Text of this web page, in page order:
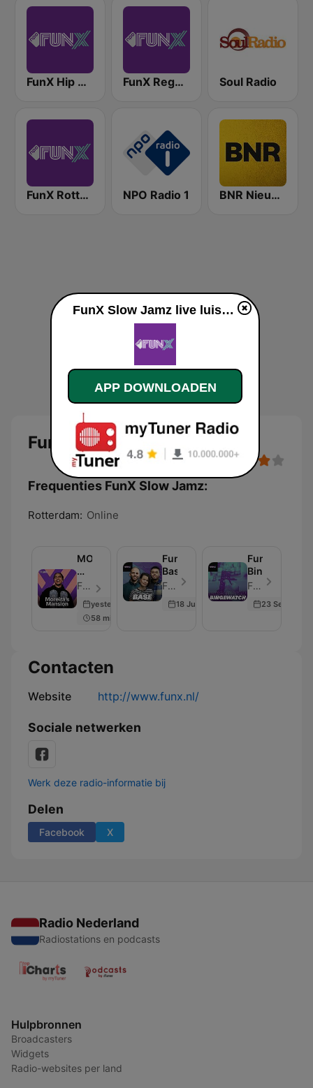
FunX Hip Hop FunX Reggae Soul Radio
FunX Rotterdam NPO Radio 1 BNR Nieuwsradio
FunX Slow Jamz
Frequenties FunX Slow Jamz:
Rotterdam: Online
MOREIRA’S
MANSION
ON
FREDDY
FunX - Aflevering 385
yesterday
58 min
FunX
Base
FunX - Aflevering 235
18 Jun 2023
FunX
Bingewatch
FunX - Aflevering 193
23 Sep 2022
Contacten
Website http://www.funx.nl/
Sociale netwerken
Werk deze radio-informatie bij
Delen
Facebook X
Radio Nederland
Radiostations en podcasts
Hulpbronnen
Broadcasters
Widgets
Radio-websites per land
FunX Slow Jamz live luisteren
APP DOWNLOADEN